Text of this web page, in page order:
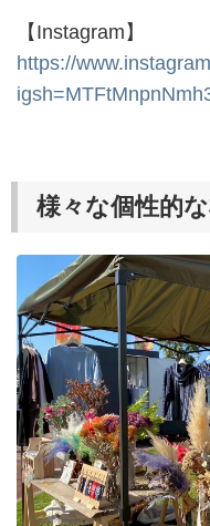
【Instagram】
https://
様々な個性的